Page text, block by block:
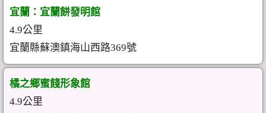
宜蘭：宜蘭餅發明館
4.9公里
宜蘭縣蘇澳鎮海山西路369號
橘之鄉蜜餞形象館
4.9公里